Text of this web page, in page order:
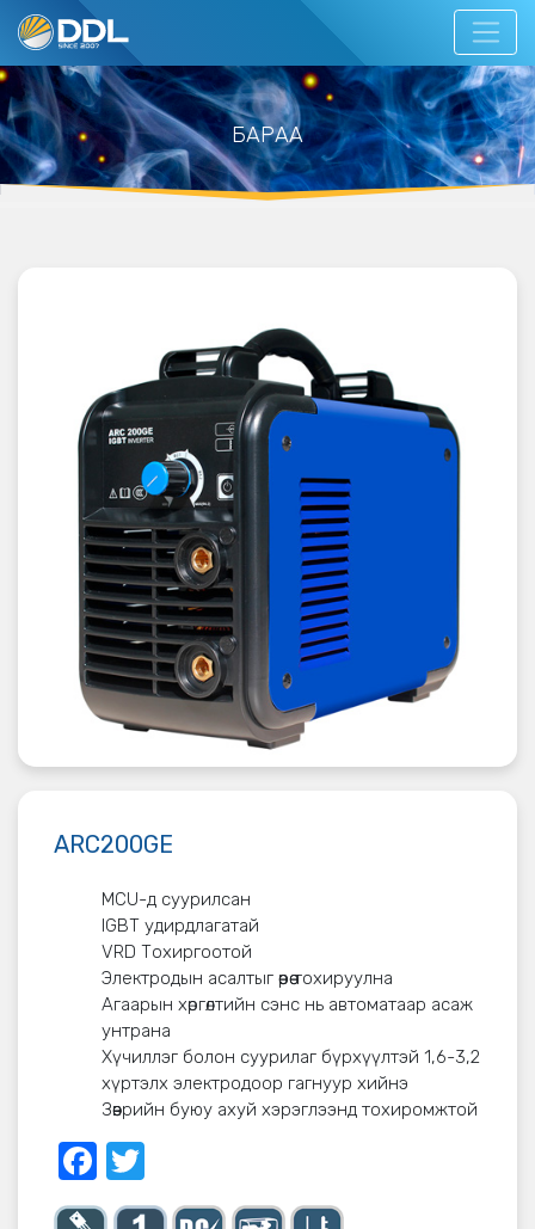
БАРАА
ARC200GE
MCU-д суурилсан
IGBT удирдлагатай
VRD Тохиргоотой
Электродын асалтыг өөрөө тохируулна
Агаарын хөргөлтийн сэнс нь автоматаар асаж
унтрана
Хүчиллэг болон суурилаг бүрхүүлтэй 1,6-3,2
хүртэлх электродоор гагнуур хийнэ
Зөөврийн буюу ахуй хэрэглээнд тохиромжтой
Facebook